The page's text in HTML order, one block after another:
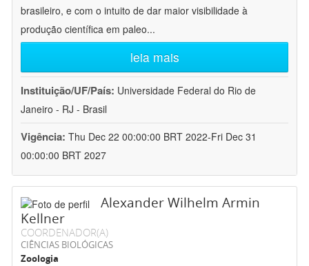
brasileiro, e com o intuito de dar maior visibilidade à
produção científica em paleo...
leia mais
Instituição/UF/País: Universidade Federal do Rio de
Janeiro - RJ - Brasil
Vigência: Thu Dec 22 00:00:00 BRT 2022-Fri Dec 31
00:00:00 BRT 2027
Alexander Wilhelm Armin
Kellner
COORDENADOR(A)
CIÊNCIAS BIOLÓGICAS
Zoologia